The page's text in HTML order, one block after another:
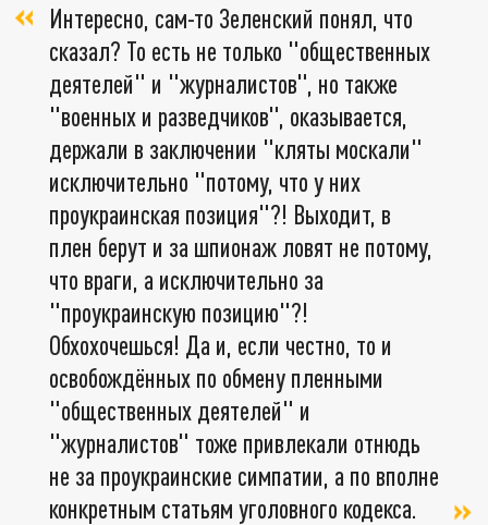
Интересно, сам-то Зеленский понял, что
сказал? То есть не только "общественных
деятелей" и "журналистов", но также
"военных и разведчиков", оказывается,
держали в заключении "кляты москали"
исключительно "потому, что у них
проукраинская позиция"?! Выходит, в
плен берут и за шпионаж ловят не потому,
что враги, а исключительно за
"проукраинскую позицию"?!
Обхохочешься! Да и, если честно, то и
освобождённых по обмену пленными
"общественных деятелей" и
"журналистов" тоже привлекали отнюдь
не за проукраинские симпатии, а по вполне
конкретным статьям уголовного кодекса.